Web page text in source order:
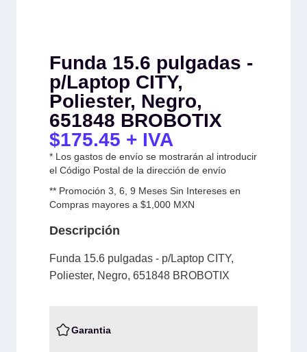
Funda 15.6 pulgadas -
p/Laptop CITY,
Poliester, Negro,
651848 BROBOTIX
$175.45 + IVA
* Los gastos de envío se mostrarán al introducir
el Código Postal de la dirección de envío
** Promoción 3, 6, 9 Meses Sin Intereses en
Compras mayores a $1,000 MXN
Descripción
Funda 15.6 pulgadas - p/Laptop CITY,
Poliester, Negro, 651848 BROBOTIX
Garantia